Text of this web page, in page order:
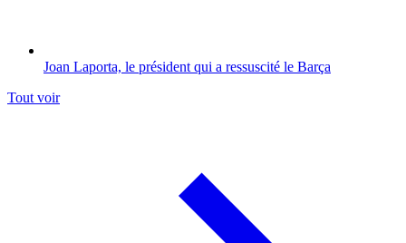
Joan Laporta, le président qui a ressuscité le Barça
Tout voir